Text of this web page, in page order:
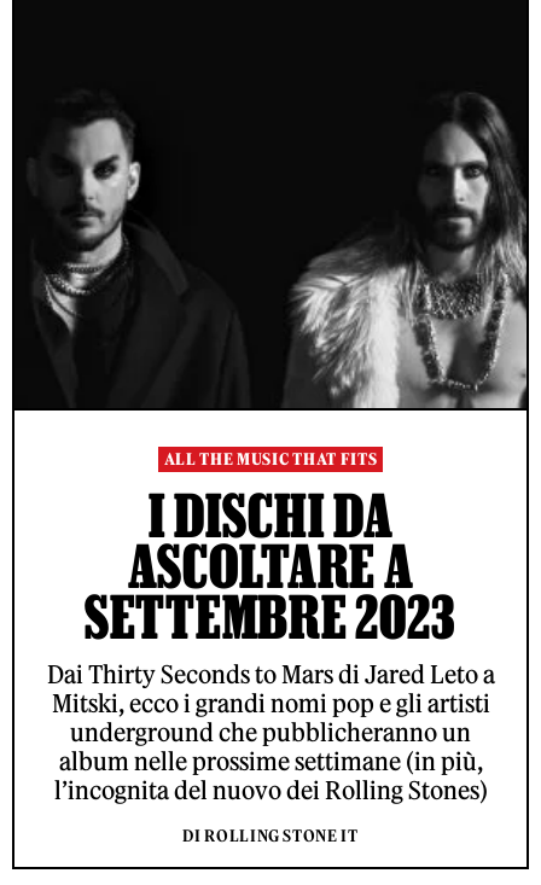
ALL THE MUSIC THAT FITS
I DISCHI DA
ASCOLTARE A
SETTEMBRE 2023
Dai Thirty Seconds to Mars di Jared Leto a
Mitski, ecco i grandi nomi pop e gli artisti
underground che pubblicheranno un
album nelle prossime settimane (in più,
l’incognita del nuovo dei Rolling Stones)
DI ROLLING STONE IT